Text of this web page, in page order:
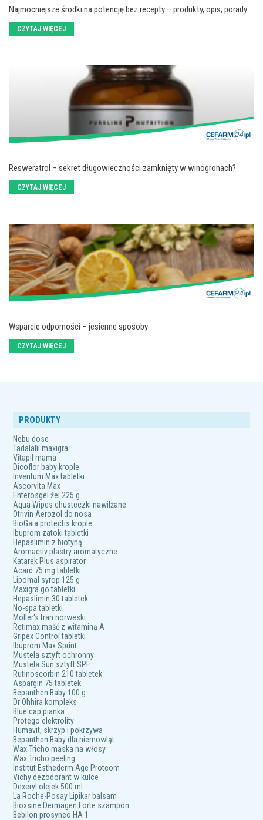
Najmocniejsze środki na potencję bez recepty – produkty, opis, porady
CZYTAJ WIĘCEJ
Resweratrol – sekret długowieczności zamknięty w winogronach?
CZYTAJ WIĘCEJ
Wsparcie odporności – jesienne sposoby
CZYTAJ WIĘCEJ
PRODUKTY
Nebu dose
Tadalafil maxigra
Vitapil mama
Dicoflor baby krople
Inventum Max tabletki
Ascorvita Max
Enterosgel żel 225 g
Aqua Wipes chusteczki nawilżane
Otrivin Aerozol do nosa
BioGaia protectis krople
Ibuprom zatoki tabletki
Hepaslimin z biotyną
Aromactiv plastry aromatyczne
Katarek Plus aspirator
Acard 75 mg tabletki
Lipomal syrop 125 g
Maxigra go tabletki
Hepaslimin 30 tabletek
No-spa tabletki
Moller's tran norweski
Retimax maść z witaminą A
Gripex Control tabletki
Ibuprom Max Sprint
Mustela sztyft ochronny
Mustela Sun sztyft SPF
Rutinoscorbin 210 tabletek
Aspargin 75 tabletek
Bepanthen Baby 100 g
Dr Ohhira kompleks
Blue cap pianka
Protego elektrolity
Humavit, skrzyp i pokrzywa
Bepanthen Baby dla niemowląt
Wax Tricho maska na włosy
Wax Tricho peeling
Institut Esthederm Age Proteom
Vichy dezodorant w kulce
Dexeryl olejek 500 ml
La Roche-Posay Lipikar balsam
Bioxsine Dermagen Forte szampon
Bebilon prosyneo HA 1